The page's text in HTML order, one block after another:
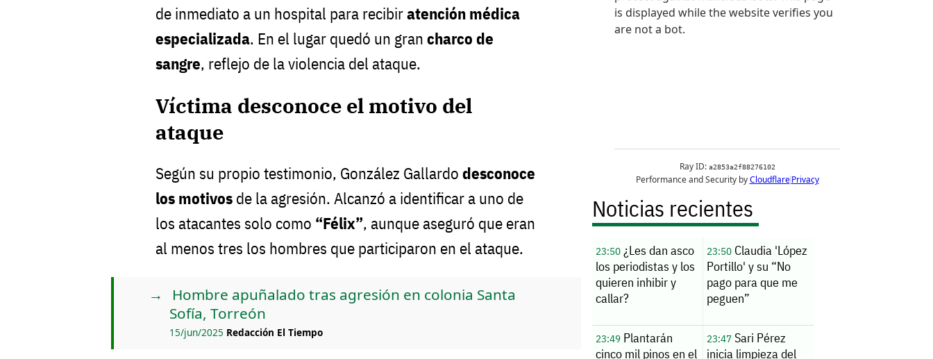
de inmediato a un hospital para recibiratención médica
especializada. En el lugar quedó un gran charco de
sangre, reflejo de la violencia del ataque.
Víctima desconoce el motivo del
ataque
Según su propio testimonio, González Gallardo desconoce
los motivos de la agresión. Alcanzó a identificar a uno de
los atacantes solo como “Félix”, aunque aseguró que eran
al menos tres los hombres que participaron en el ataque.
Hombre apuñalado tras agresión en colonia Santa
Sofía, Torreón
15/jun/2025 Redacción El Tiempo
Noticias recientes
23:50 ¿Les dan asco
los periodistas y los
quieren inhibir y
callar?
23:50Claudia 'López
Portillo' y su “No
pago para que me
peguen”
23:49 Plantarán
cinco mil pinos en el
23:47Sari Pérez
inicia limpieza del